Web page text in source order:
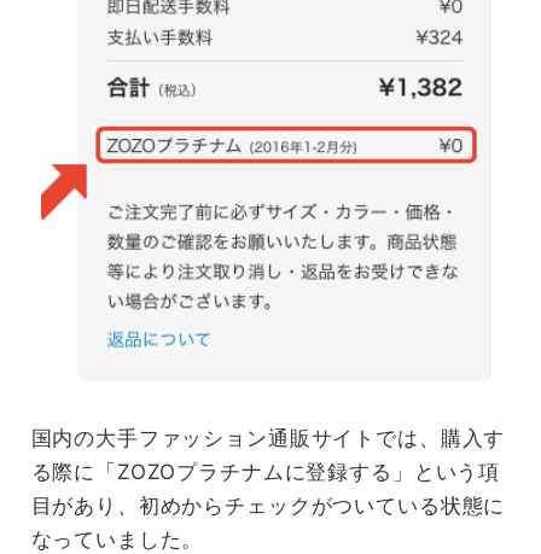
国内の大手ファッション通販サイトでは、購入す
る際に「ZOZOプラチナムに登録する」という項
目があり、初めからチェックがついている状態に
なっていました。